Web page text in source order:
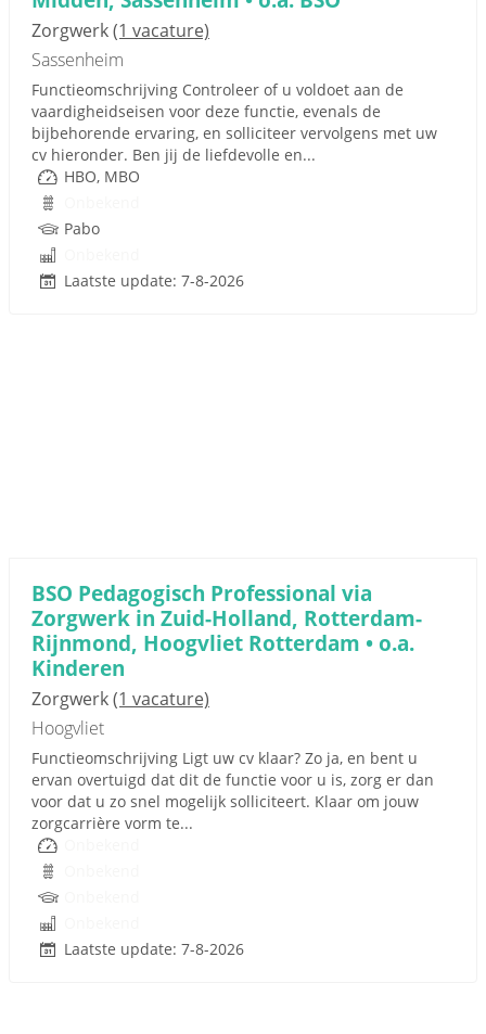
Zorgwerk(1 vacature)
Sassenheim
Functieomschrijving Controleer of u voldoet aan de
vaardigheidseisen voor deze functie, evenals de
bijbehorende ervaring, en solliciteer vervolgens met uw
cv hieronder. Ben jij de liefdevolle en...
HBO, MBO
Pabo
Laatste update: 7-8-2026
BSO Pedagogisch Professional via
Zorgwerk in Zuid-Holland, Rotterdam-
Rijnmond, Hoogvliet Rotterdam • o.a.
Kinderen
Zorgwerk(1 vacature)
Hoogvliet
Functieomschrijving Ligt uw cv klaar? Zo ja, en bent u
ervan overtuigd dat dit de functie voor u is, zorg er dan
voor dat u zo snel mogelijk solliciteert. Klaar om jouw
zorgcarrière vorm te...
Laatste update: 7-8-2026